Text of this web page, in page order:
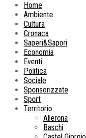
Home
Ambiente
Cultura
Cronaca
Saperi&Sapori
Economia
Eventi
Politica
Sociale
Sponsorizzate
Sport
Territorio
Allerona
Baschi